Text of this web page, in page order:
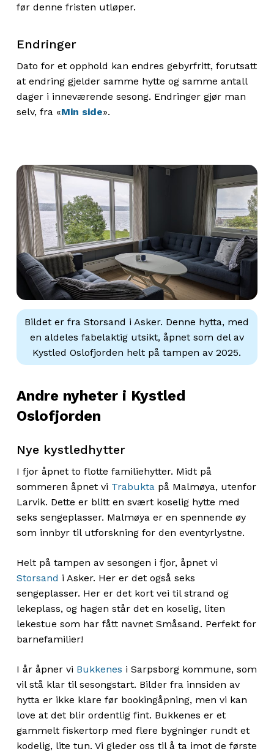
før denne fristen utløper.
Endringer
Dato for et opphold kan endres gebyrfritt, forutsatt
at endring gjelder samme hytte og samme antall
dager i inneværende sesong. Endringer gjør man
selv, fra «Min side».
Bildet er fra Storsand i Asker. Denne hytta, med
en aldeles fabelaktig utsikt, åpnet som del av
Kystled Oslofjorden helt på tampen av 2025.
Andre nyheter i Kystled
Oslofjorden
Nye kystledhytter
I fjor åpnet to flotte familiehytter. Midt på
sommeren åpnet vi Trabuktapå Malmøya, utenfor
Larvik. Dette er blitt en svært koselig hytte med
seks sengeplasser. Malmøya er en spennende øy
som innbyr til utforskning for den eventyrlystne.
Helt på tampen av sesongen i fjor, åpnet vi
Storsand i Asker. Her er det også seks
sengeplasser. Her er det kort vei til strand og
lekeplass, og hagen står det en koselig, liten
lekestue som har fått navnet Småsand. Perfekt for
barnefamilier!
I år åpner vi Bukkenes i Sarpsborg kommune, som
vil stå klar til sesongstart. Bilder fra innsiden av
hytta er ikke klare før bookingåpning, men vi kan
love at det blir ordentlig fint. Bukkenes er et
gammelt fiskertorp med flere bygninger rundt et
kodelig, lite tun. Vi gleder oss til å ta imot de første